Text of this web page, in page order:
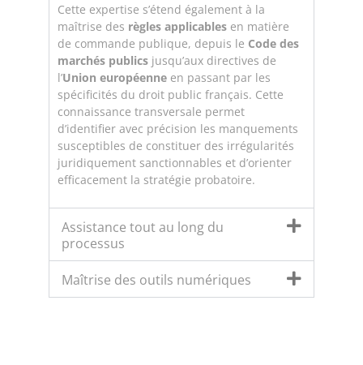
Cette expertise s’étend également à la
maîtrise des règles applicables en matière
de commande publique, depuis le Code des
marchés publics jusqu’aux directives de
l’Union européenne en passant par les
spécificités du droit public français. Cette
connaissance transversale permet
d’identifier avec précision les manquements
susceptibles de constituer des irrégularités
juridiquement sanctionnables et d’orienter
efficacement la stratégie probatoire.
Assistance tout au long du
processus
Maîtrise des outils numériques